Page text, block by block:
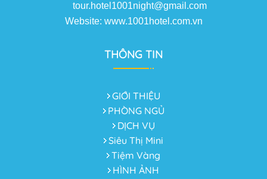
tour.hotel1001night@gmail.com
Website: www.1001hotel.com.vn
THÔNG TIN
GIỚI THIỆU
PHÒNG NGỦ
DỊCH VỤ
Siêu Thị Mini
Tiệm Vàng
HÌNH ẢNH